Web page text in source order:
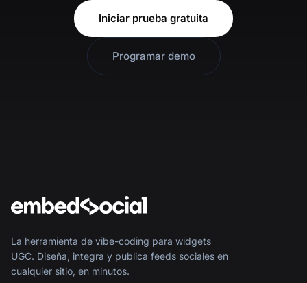
Iniciar prueba gratuita
Programar demo
La herramienta de vibe-coding para widgets
UGC. Diseña, integra y publica feeds sociales en
cualquier sitio, en minutos.